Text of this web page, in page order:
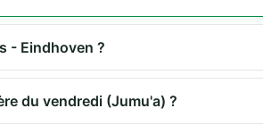
- Eindhoven ?
du vendredi (Jumu'a) ?